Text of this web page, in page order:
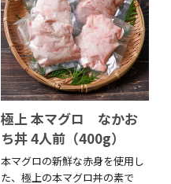
極上 本マグロ なかお
ち丼 4人前（400g）
本マグロの新鮮な赤身を使用し
た、極上の本マグロ丼の素で